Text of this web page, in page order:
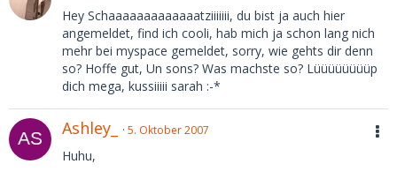
Hey Schaaaaaaaaaaaaatziiiiiii, du bist ja auch hier
angemeldet, find ich cooli, hab mich ja schon lang nich
mehr bei myspace gemeldet, sorry, wie gehts dir denn
so? Hoffe gut, Un sons? Was machste so? Lüüüüüüüüp
dich mega, kussiiiii sarah :-*
Ashley_ 5. Oktober 2007
Huhu,